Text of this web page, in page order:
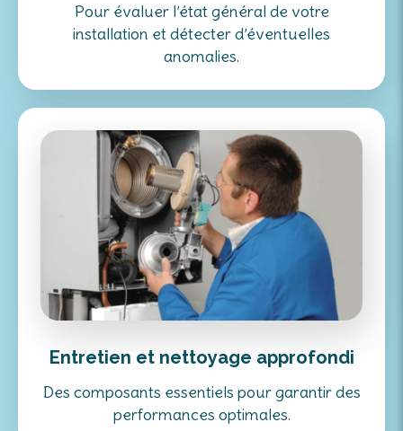
Pour évaluer l’état général de votre
installation et détecter d’éventuelles
anomalies.
Entretien et nettoyage approfondi
Des composants essentiels pour garantir des
performances optimales.